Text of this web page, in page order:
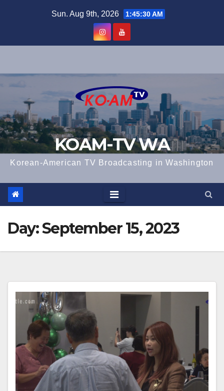
Sun. Aug 9th, 2026 1:45:31 AM
KOAM-TV WA
Korean-American TV Broadcasting in Washington
Day:September 15, 2023